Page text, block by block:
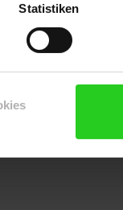
Statistiken